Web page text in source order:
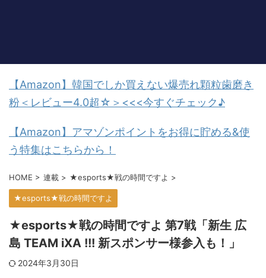
【Amazon】韓国でしか買えない爆売れ顆粒歯磨き
粉＜レビュー4.0超☆＞<<<今すぐチェック♪
【Amazon】アマゾンポイントをお得に貯める&使
う特集はこちらから！
HOME > 連載 > ★esports★戦の時間ですよ >
★esports★戦の時間ですよ
★esports★戦の時間ですよ 第7戦「新生 広
島 TEAM iXA !!! 新スポンサー様参入も！」
2024年3月30日